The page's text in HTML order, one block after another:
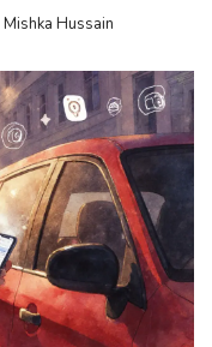
Mishka Hussain